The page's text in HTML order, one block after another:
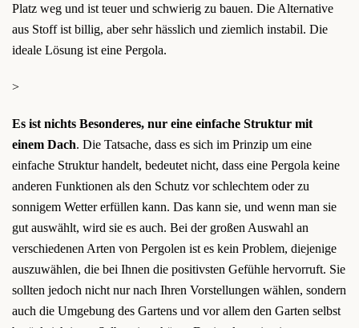
Platz weg und ist teuer und schwierig zu bauen. Die Alternative
aus Stoff ist billig, aber sehr hässlich und ziemlich instabil. Die
ideale Lösung ist eine Pergola.
>
Es ist nichts Besonderes, nur eine einfache Struktur mit
einem Dach. Die Tatsache, dass es sich im Prinzip um eine
einfache Struktur handelt, bedeutet nicht, dass eine Pergola keine
anderen Funktionen als den Schutz vor schlechtem oder zu
sonnigem Wetter erfüllen kann. Das kann sie, und wenn man sie
gut auswählt, wird sie es auch. Bei der großen Auswahl an
verschiedenen Arten von Pergolen ist es kein Problem, diejenige
auszuwählen, die bei Ihnen die positivsten Gefühle hervorruft. Sie
sollten jedoch nicht nur nach Ihren Vorstellungen wählen, sondern
auch die Umgebung des Gartens und vor allem den Garten selbst